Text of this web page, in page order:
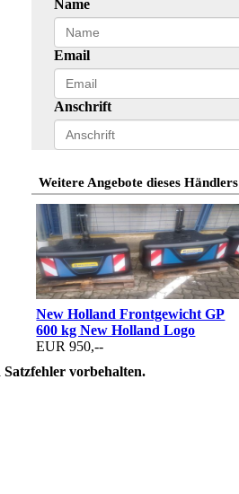
Name
Email
Anschrift
Weitere Angebote dieses Händlers
New Holland Frontgewicht GP
600 kg New Holland Logo
EUR 950,--
vorbehalten.